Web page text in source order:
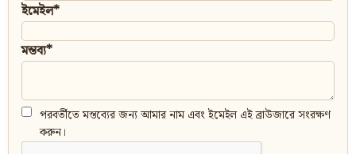
ইমেইল*
মন্তব্য*
পরবর্তীতে মন্তব্যের জন্য আমার নাম এবং ইমেইল এই ব্রাউজারে সংরক্ষণ
করুন।